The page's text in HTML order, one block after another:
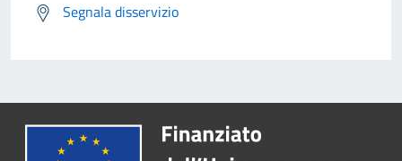
Segnala disservizio